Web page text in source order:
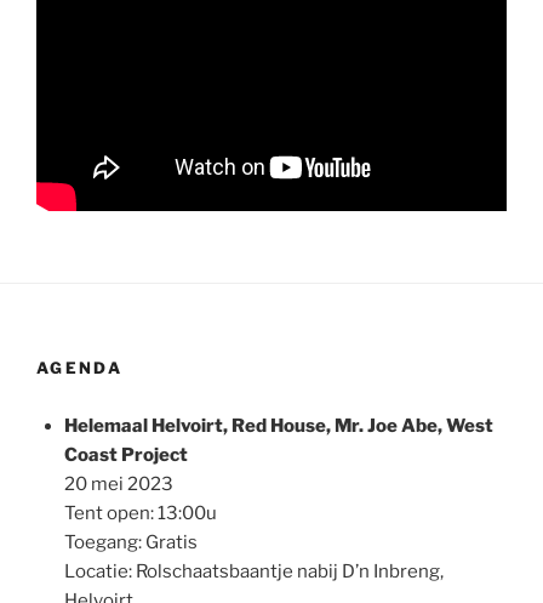
AGENDA
Helemaal Helvoirt, Red House, Mr. Joe Abe, West
Coast Project
20 mei 2023
Tent open: 13:00u
Toegang: Gratis
Locatie: Rolschaatsbaantje nabij D’n Inbreng,